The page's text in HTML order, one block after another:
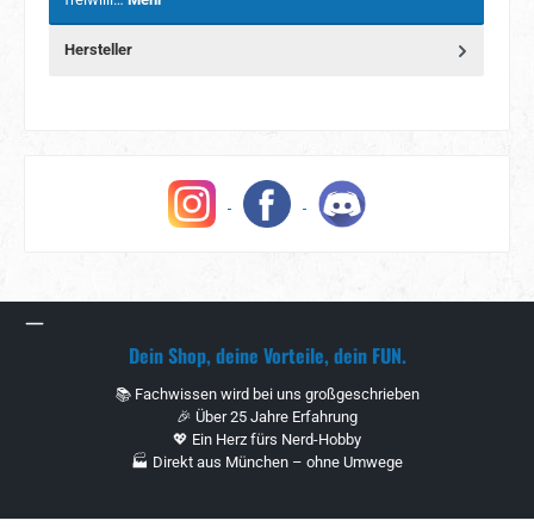
Hersteller
Dein Shop, deine Vorteile, dein FUN.
📚 Fachwissen wird bei uns großgeschrieben
🎉 Über 25 Jahre Erfahrung
💖 Ein Herz fürs Nerd-Hobby
🏭 Direkt aus München – ohne Umwege